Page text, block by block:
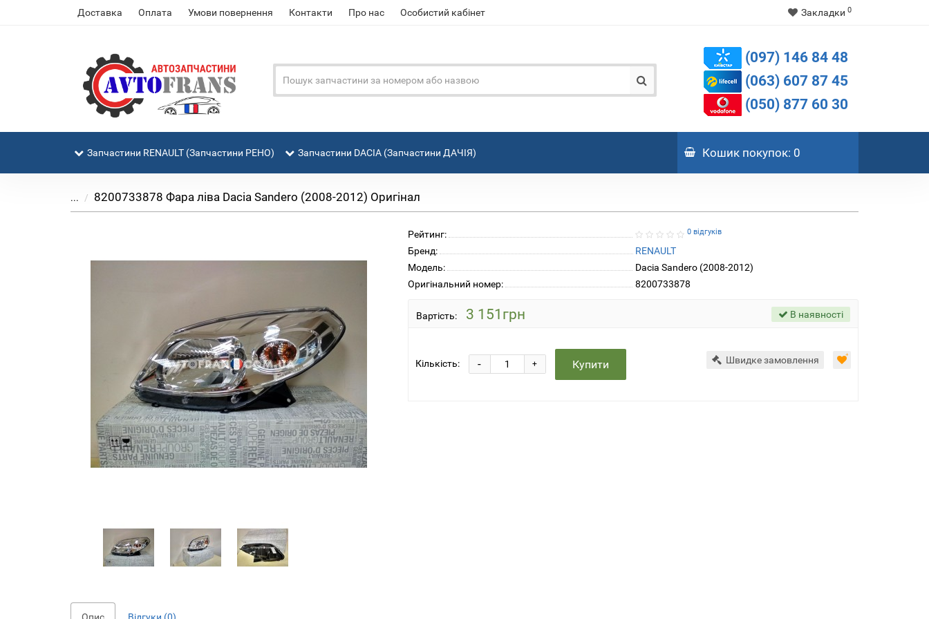
Доставка Оплата Умови повернення Контакти Про нас Особистий кабінет Закладки 0
(097) 146 84 48
(063) 607 87 45
(050) 877 60 30
Запчастини RENAULT (Запчастини РЕНО) Запчастини DACIA (Запчастини ДАЧІЯ) Кошикпокупок: 0
... 8200733878 Фара ліва Dacia Sandero (2008-2012) Оригінал
Рейтинг: 0 відгуків
Бренд:
RENAULT
Модель:
Dacia Sandero (2008-2012)
Оригінальний номер:
8200733878
Вартість: 3 151грн В наявності
Кількість: +
- Купити Швидке замовлення
Опис Відгуки (0)